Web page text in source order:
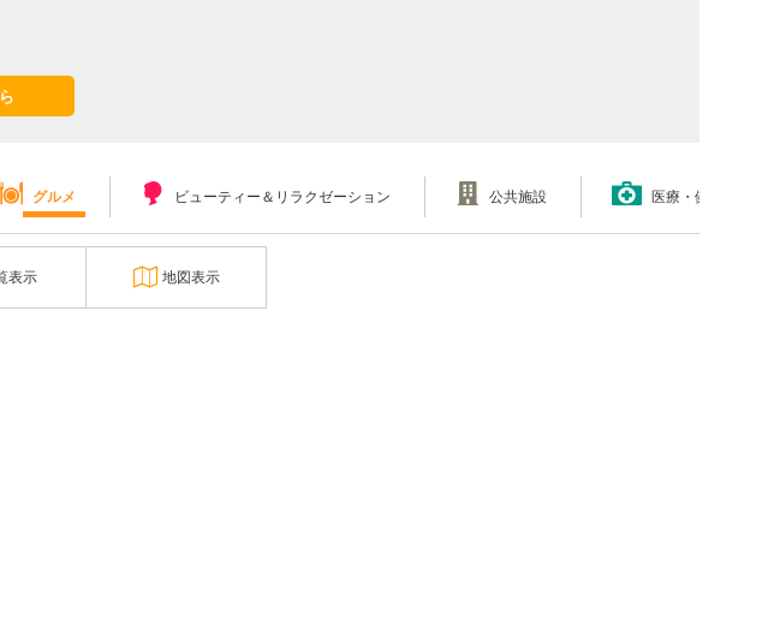
グルメ ビューティー＆リラクゼーション 公共施設 医療・健康
表示 地図表示